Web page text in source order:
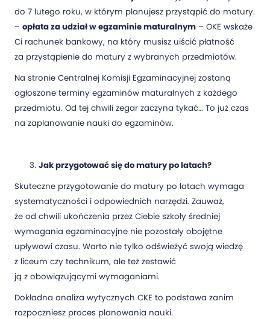
do 7 lutego roku, w którym planujesz przystąpić do matury.
– opłata za udział w egzaminie maturalnym – OKE wskaże
Ci rachunek bankowy, na który musisz uiścić płatność
za przystąpienie do matury z wybranych przedmiotów.
Na stronie Centralnej Komisji Egzaminacyjnej zostaną
ogłoszone terminy egzaminów maturalnych z każdego
przedmiotu. Od tej chwili zegar zaczyna tykać… To już czas
na zaplanowanie nauki do egzaminów.
Jak przygotować się do matury po latach?
Skuteczne przygotowanie do matury po latach wymaga
systematyczności i odpowiednich narzędzi. Zauważ,
że od chwili ukończenia przez Ciebie szkoły średniej
wymagania egzaminacyjne nie pozostały obojętne
upływowi czasu. Warto nie tylko odświeżyć swoją wiedzę
z liceum czy technikum, ale też zestawić
ją z obowiązującymi wymaganiami.
Dokładna analiza wytycznych CKE to podstawa zanim
rozpoczniesz proces planowania nauki.